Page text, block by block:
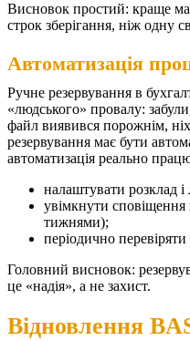
Висновок простий: краще
строк зберігання, ніж одну
Автоматизація
Ручне резервування в
«людського» провалу:
файл виявився порожнім,
резервування має бути
автоматизація реально
налаштувати розклад
увімкнути
тижнями);
періодично
Головний висновок:
це «надія», а не захист.
Відновлення